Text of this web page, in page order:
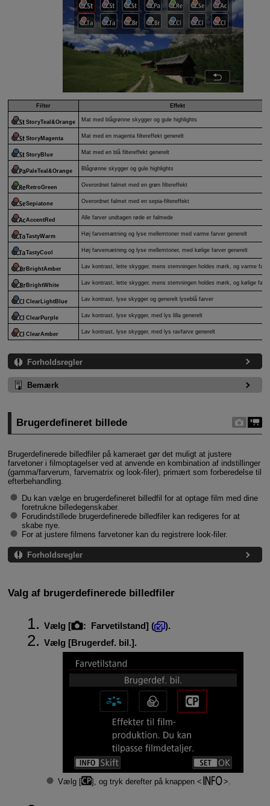
Filter Effekt
StoryTeal&Orange Mat med blågrønne skygger og gule highlights
StoryMagenta Mat med en magenta filtereffekt generelt
StoryBlue Mat med en blå filtereffekt generelt
PaleTeal&Orange Blågrønne skygger og gule highlights
RetroGreen Overordnet falmet med en grøn filtereffekt
Sepiatone Overordnet falmet med en sepia-filtereffekt
AccentRed Alle farver undtagen røde er falmede
TastyWarm Høj farvemætning og lyse mellemtoner med varme farver generelt
TastyCool Høj farvemætning og lyse mellemtoner, med kølige farver generelt
BrightAmber Lav kontrast, lette skygger, mens stemningen holdes mørk, og varme
BrightWhite Lav kontrast, lette skygger, mens stemningen holdes mørk, og kølige
ClearLightBlue Lav kontrast, lyse skygger og generelt lyseblå farver
ClearPurple Lav kontrast, lyse skygger, med lys lilla generelt
ClearAmber Lav kontrast, lyse skygger, med lys ravfarve generelt
Forholdsregler
Bemærk
Brugerdefineret billede
Brugerdefinerede billedfiler på kameraet gør det muligt at justere
farvetoner i filmoptagelser ved at anvende en kombination af indstillinger
(gamma/farverum, farvematrix og look-filer), primært som forberedelse til
efterbehandling.
Du kan vælge en brugerdefineret billedfil for at optage film med dine
foretrukne billedegenskaber.
Forudindstillede brugerdefinerede billedfiler kan redigeres for at
skabe nye.
For at justere filmens farvetoner kan du registrere look-filer.
Forholdsregler
Valg af brugerdefinerede billedfiler
Vælg [ : Farvetilstand] (
).
Vælg [Brugerdef. bil.].
Vælg [ ], og tryk derefter på knappen .